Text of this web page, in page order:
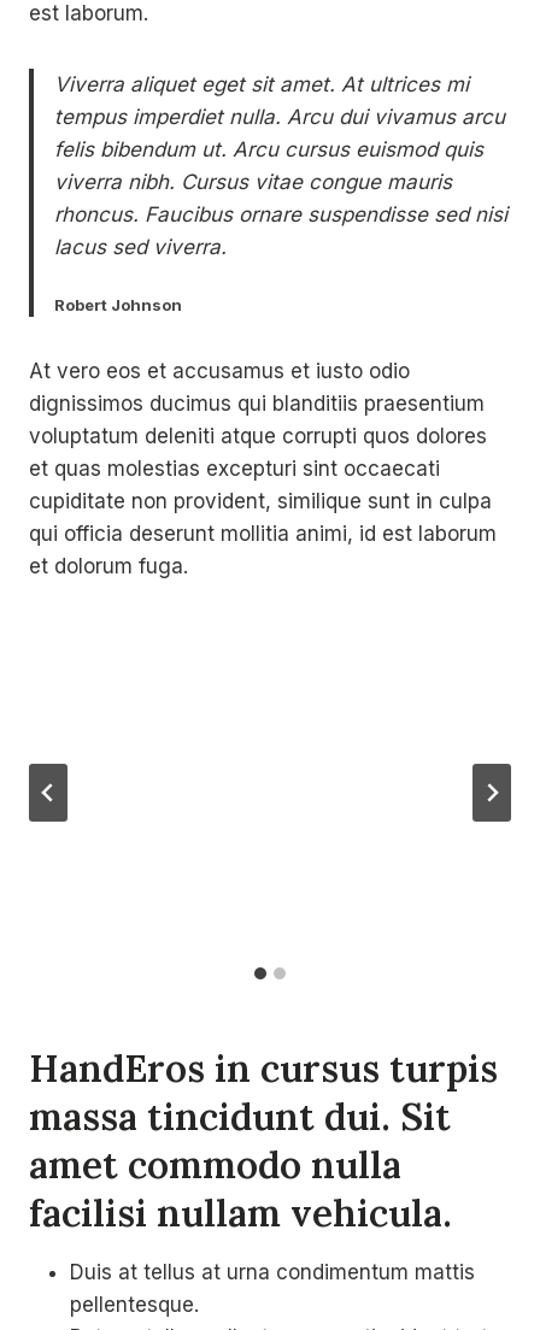
est laborum.
Viverra aliquet eget sit amet. At ultrices mi
tempus imperdiet nulla. Arcu dui vivamus arcu
felis bibendum ut. Arcu cursus euismod quis
viverra nibh. Cursus vitae congue mauris
rhoncus. Faucibus ornare suspendisse sed nisi
lacus sed viverra.
Robert Johnson
At vero eos et accusamus et iusto odio
dignissimos ducimus qui blanditiis praesentium
voluptatum deleniti atque corrupti quos dolores
et quas molestias excepturi sint occaecati
cupiditate non provident, similique sunt in culpa
qui officia deserunt mollitia animi, id est laborum
et dolorum fuga.
HandEros in cursus turpis
massa tincidunt dui. Sit
amet commodo nulla
facilisi nullam vehicula.
Duis at tellus at urna condimentum mattis
pellentesque.